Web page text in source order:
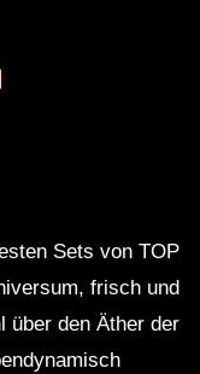
Sets von TOP
frisch und
über den Äther der